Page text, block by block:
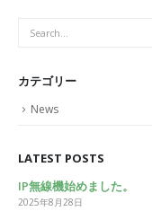
カテゴリー
News
LATEST POSTS
IP無線機始めました。
2025年8月28日